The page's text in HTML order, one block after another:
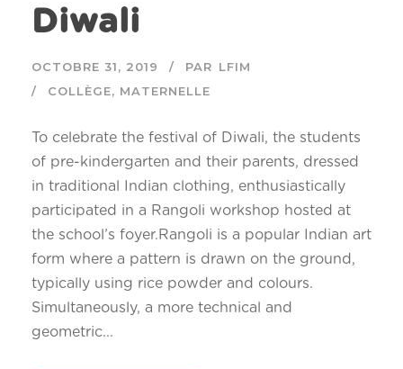
Diwali
OCTOBRE 31, 2019 PAR LFIM
COLLÈGE, MATERNELLE
To celebrate the festival of Diwali, the students
of pre-kindergarten and their parents, dressed
in traditional Indian clothing, enthusiastically
participated in a Rangoli workshop hosted at
the school’s foyer.Rangoli is a popular Indian art
form where a pattern is drawn on the ground,
typically using rice powder and colours.
Simultaneously, a more technical and
geometric...